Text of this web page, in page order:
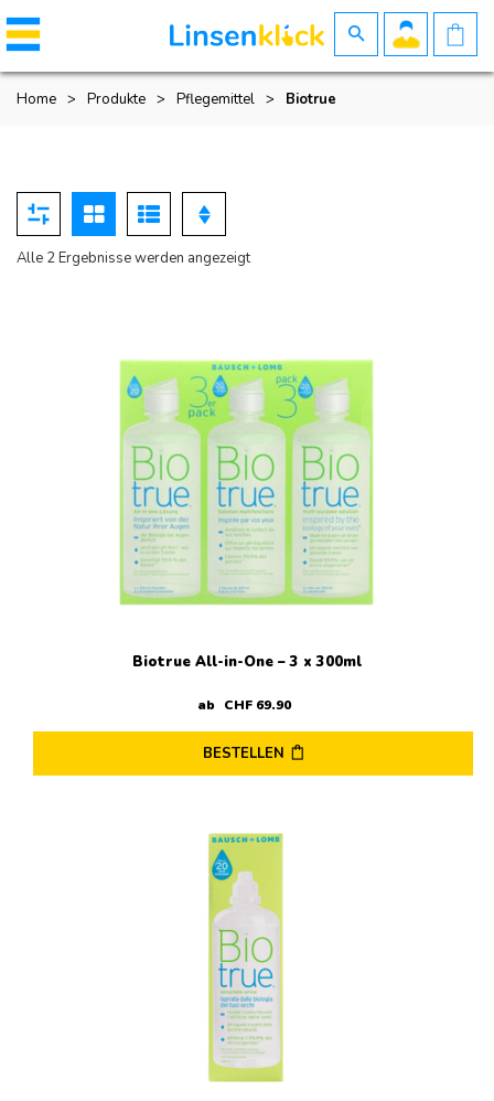
Home > Produkte > Pflegemittel > Biotrue
Alle 2 Ergebnisse werden angezeigtNach
Biotrue All-in-One – 3 x 300ml
ab CHF69.90
BESTELLEN